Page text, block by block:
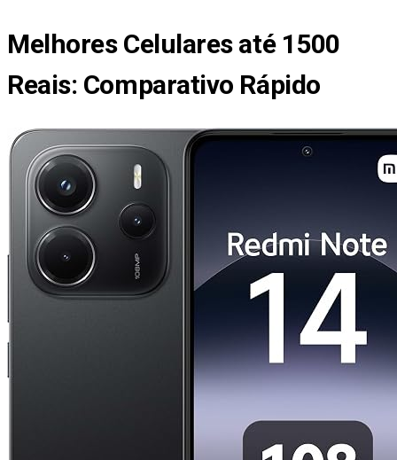
Melhores Celulares até 1500
Reais: Comparativo Rápido